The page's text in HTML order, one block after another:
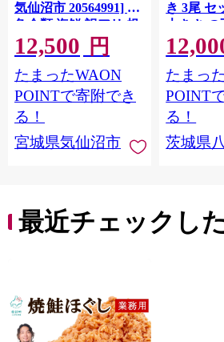
気仙沼市 20564991] 鮭
魚介類 海鮮 訳アリ 規
格外 不揃い さけ サケ
鮭切身 シャケ 切り身
冷凍 家庭用 おかず 弁
当 支援 サーモン 銀鮭
切り身 魚 わけあり
12,500 円
たまったWAON
POINTで寄附でき
る！
宮城県気仙沼市
き 3尾 セ
大きさ
レ・山椒
鰻 ふぞろ
な重 ひつ
茨城 八千
と納税 冷
たまっ
POINT
る！
茨城県
最近チェックし